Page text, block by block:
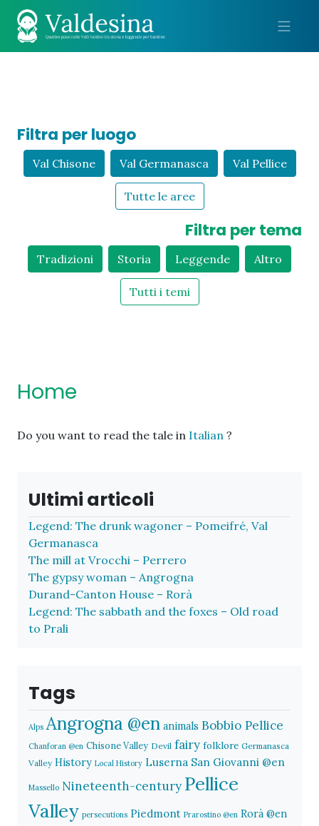
Filtra per luogo
Val Chisone Val Germanasca Val Pellice
Tutte le aree
Filtra per tema
Tradizioni Storia Leggende Altro
Tutti i temi
Home
Do you want to read the tale in Italian ?
Ultimi articoli
Legend: The drunk wagoner – Pomeifré, Val
Germanasca
The mill at Vrocchi – Perrero
The gypsy woman – Angrogna
Durand-Canton House – Rorà
Legend: The sabbath and the foxes – Old road
to Prali
Tags
Alps Angrogna @en animals Bobbio Pellice
Chanforan @en Chisone Valley Devil fairy folklore Germanasca
Valley History Local History Luserna San Giovanni @en
Massello Nineteenth-century Pellice
Valley persecutions Piedmont Prarostino @en Rorà @en